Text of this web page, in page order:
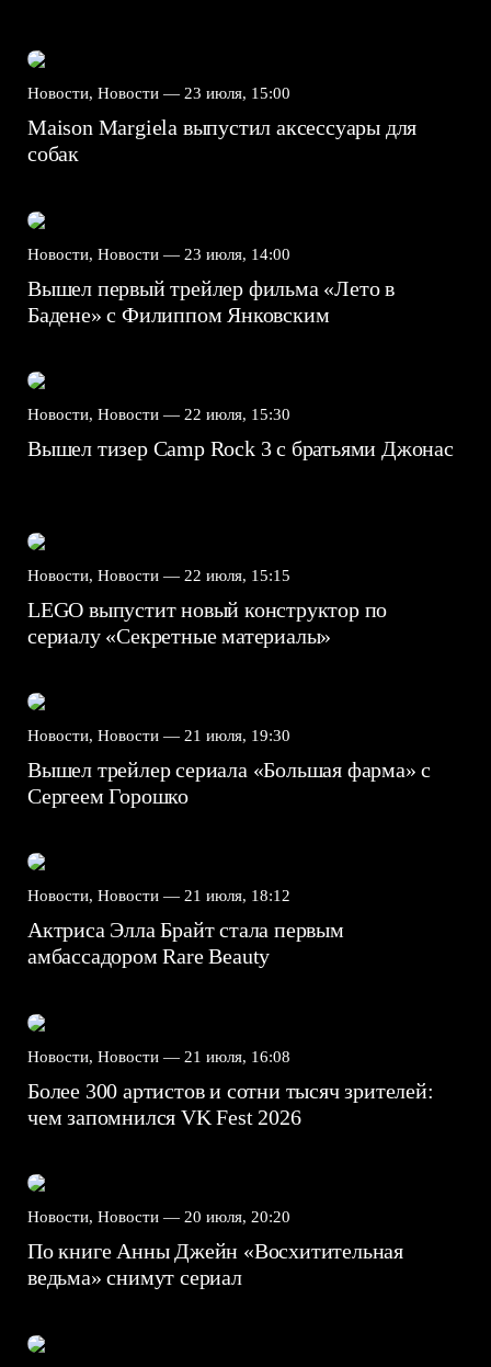
Новости, Новости — 23 июля, 15:00
Maison Margiela выпустил аксессуары для
собак
Новости, Новости — 23 июля, 14:00
Вышел первый трейлер фильма «Лето в
Бадене» с Филиппом Янковским
Новости, Новости — 22 июля, 15:30
Вышел тизер Camp Rock 3 с братьями Джонас
Новости, Новости — 22 июля, 15:15
LEGO выпустит новый конструктор по
сериалу «Секретные материалы»
Новости, Новости — 21 июля, 19:30
Вышел трейлер сериала «Большая фарма» с
Сергеем Горошко
Новости, Новости — 21 июля, 18:12
Актриса Элла Брайт стала первым
амбассадором Rare Beauty
Новости, Новости — 21 июля, 16:08
Более 300 артистов и сотни тысяч зрителей:
чем запомнился VK Fest 2026
Новости, Новости — 20 июля, 20:20
По книге Анны Джейн «Восхитительная
ведьма» снимут сериал